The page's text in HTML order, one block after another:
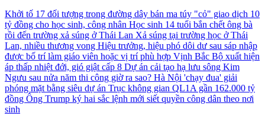
Khởi tố 17 đối tượng trong đường dây bán ma túy "cỏ" giao dịch 10
tỷ đồng cho học sinh, công nhân Học sinh 14 tuổi bắn chết ông bà
rồi đến trường xả súng ở Thái Lan Xả súng tại trường học ở Thái
Lan, nhiều thương vong Hiệu trưởng, hiệu phó dôi dư sau sáp nhập
được bố trí làm giáo viên hoặc vị trí phù hợp Vịnh Bắc Bộ xuất hiện
áp thấp nhiệt đới, gió giật cấp 8 Dự án cải tạo hạ lưu sông Kim
Ngưu sau nửa năm thi công giờ ra sao? Hà Nội 'chạy đua' giải
phóng mặt bằng siêu dự án Trục không gian QL1A gần 162.000 tỷ
đồng Ông Trump ký hai sắc lệnh mới siết quyền công dân theo nơi
sinh